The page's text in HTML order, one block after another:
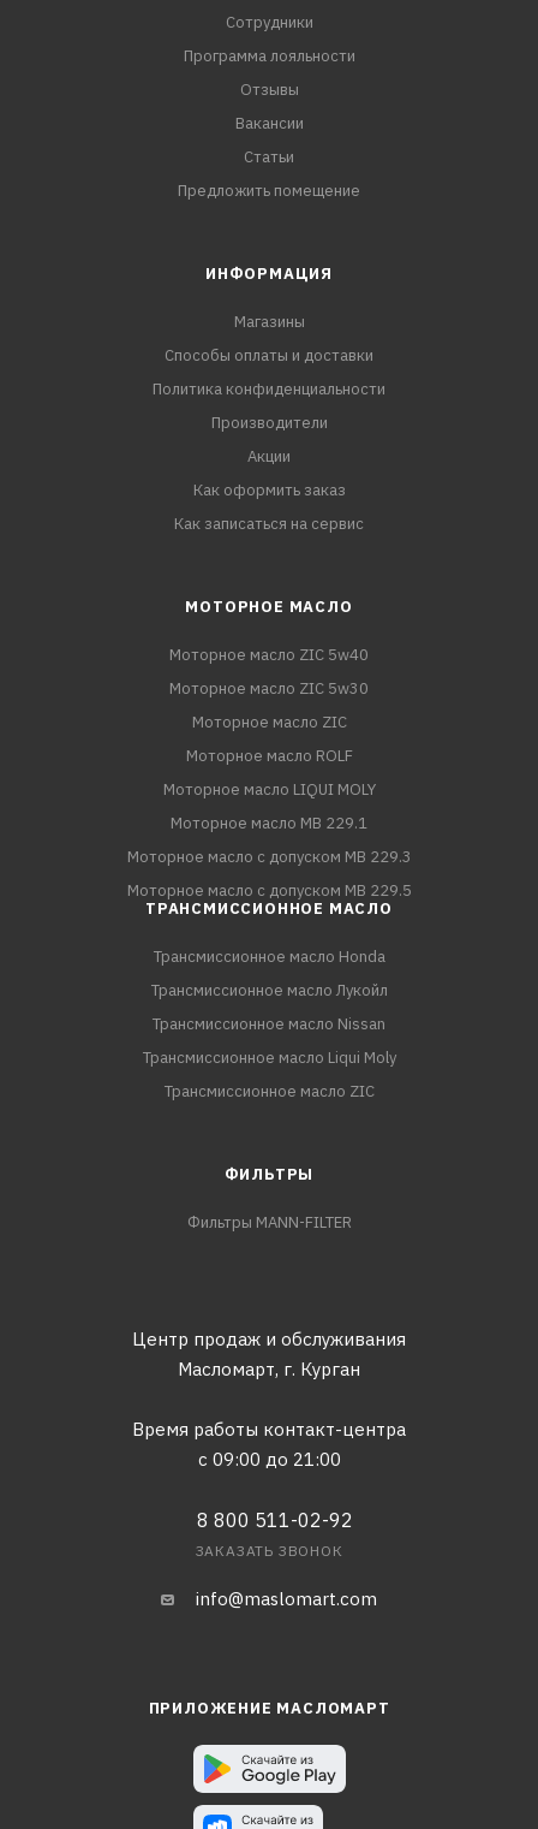
Сотрудники
Программа лояльности
Отзывы
Вакансии
Статьи
Предложить помещение
ИНФОРМАЦИЯ
Магазины
Способы оплаты и доставки
Политика конфиденциальности
Производители
Акции
Как оформить заказ
Как записаться на сервис
МОТОРНОЕ МАСЛО
Моторное масло ZIC 5w40
Моторное масло ZIC 5w30
Моторное масло ZIC
Моторное масло ROLF
Моторное масло LIQUI MOLY
Моторное масло MB 229.1
Моторное масло с допуском MB 229.3
Моторное масло с допуском MB 229.5
ТРАНСМИССИОННОЕ МАСЛО
Трансмиссионное масло Honda
Трансмиссионное масло Лукойл
Трансмиссионное масло Nissan
Трансмиссионное масло Liqui Moly
Трансмиссионное масло ZIC
ФИЛЬТРЫ
Фильтры MANN-FILTER
Центр продаж и обслуживания
Масломарт, г. Курган
Время работы контакт-центра
с 09:00 до 21:00
8 800 511-02-92
ЗАКАЗАТЬ ЗВОНОК
info@maslomart.com
ПРИЛОЖЕНИЕ МАСЛОМАРТ